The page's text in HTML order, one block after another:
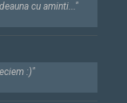
cu aminti..."
:)"